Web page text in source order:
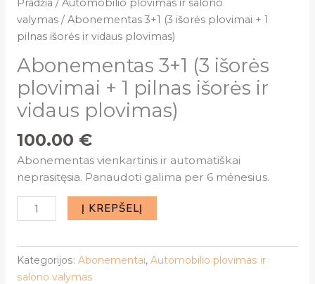
Pradžia / Automobilio plovimas ir salono
valymas/ Abonementas 3+1 (3 išorės plovimai + 1
pilnas išorės ir vidaus plovimas)
Abonementas 3+1 (3 išorės
plovimai + 1 pilnas išorės ir
vidaus plovimas)
100.00 €
Abonementas vienkartinis ir automatiškai
neprasitęsia. Panaudoti galima per 6 mėnesius.
plovimas)
Į KREPŠELĮ
Kategorijos: Abonementai, Automobilio plovimas ir
salono valymas